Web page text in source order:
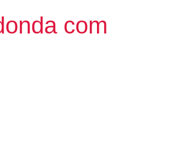
com